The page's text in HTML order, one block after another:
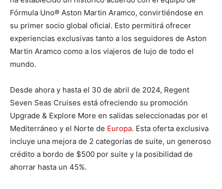
Fórmula Uno® Aston Martin Aramco, convirtiéndose en
su primer socio global oficial. Esto permitirá ofrecer
experiencias exclusivas tanto a los seguidores de Aston
Martin Aramco como a los viajeros de lujo de todo el
mundo.
Desde ahora y hasta el 30 de abril de 2024, Regent
Seven Seas Cruises está ofreciendo su promoción
Upgrade & Explore More en salidas seleccionadas por el
Mediterráneo y el Norte de Europa. Esta oferta exclusiva
incluye una mejora de 2 categorías de suite, un generoso
crédito a bordo de $500 por suite y la posibilidad de
ahorrar hasta un 45%.